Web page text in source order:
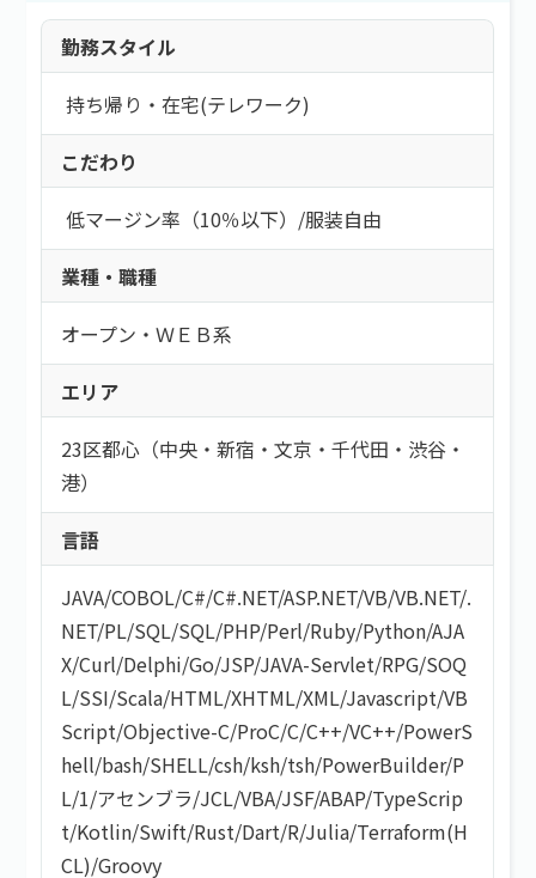
必要スキル
必要スキルを選択する
OS： BSD
勤務スタイル
持ち帰り・在宅(テレワーク)
フレックス
通勤
短期間（3ヶ月以内）
こだわり
直請け案件
ロースキルOK
低マージン率（10％以下）
高額手取り（80万以上）
支払サイト30日以内
服装自由
シニア歓迎
外国籍OK
語学力を活かす
社保あり
社員登用あり
フリーワード
案件開始日
検索する
勤務スタイル
持ち帰り・在宅(テレワーク)
こだわり
低マージン率（10％以下） /服装自由
業種・職種
オープン・ＷＥＢ系
エリア
23区都心（中央・新宿・文京・千代田・渋谷・
港）
言語
JAVA/COBOL/C#/C#.NET/ASP.NET/VB/VB.NET/.
NET/PL/SQL/SQL/PHP/Perl/Ruby/Python/AJA
X/Curl/Delphi/Go/JSP/JAVA-Servlet/RPG/SOQ
L/SSI/Scala/HTML/XHTML/XML/Javascript/VB
Script/Objective-C/ProC/C/C++/VC++/PowerS
hell/bash/SHELL/csh/ksh/tsh/PowerBuilder/P
L/1/アセンブラ/JCL/VBA/JSF/ABAP/TypeScrip
t/Kotlin/Swift/Rust/Dart/R/Julia/Terraform(H
CL)/Groovy